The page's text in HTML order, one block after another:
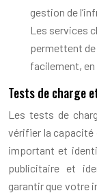
gestion de
Les services
permettent
facilement,
Tests de charge
Les tests de
vérifier la
important et
publicitaire et
garantir que votre